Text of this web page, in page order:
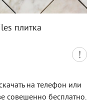
плитка
на телефон или
совешенно бесплатно.